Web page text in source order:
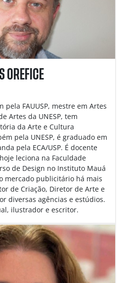
OREFICE
pela FAUUSP, mestre em Artes
Artes da UNESP, tem
da Arte e Cultura
pela UNESP, é graduado em
pela ECA/USP. É docente
leciona na Faculdade
de Design no Instituto Mauá
mercado publicitário há mais
de Criação, Diretor de Arte e
diversas agências e estúdios.
ilustrador e escritor.